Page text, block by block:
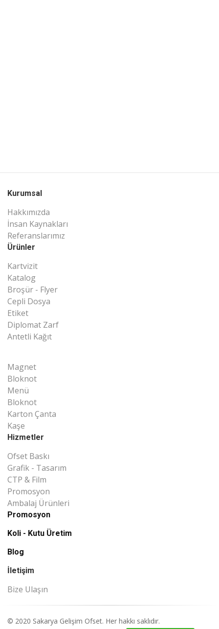
Kurumsal
Hakkımızda
İnsan Kaynakları
Referanslarımız
Ürünler
Kartvizit
Katalog
Broşür - Flyer
Cepli Dosya
Etiket
Diplomat Zarf
Antetli Kağıt
Magnet
Bloknot
Menü
Bloknot
Karton Çanta
Kaşe
Hizmetler
Ofset Baskı
Grafik - Tasarım
CTP & Film
Promosyon
Ambalaj Ürünleri
Promosyon
Koli - Kutu Üretim
Blog
İletişim
Bize Ulaşın
© 2020 Sakarya Gelişim Ofset. Her hakkı saklıdır.